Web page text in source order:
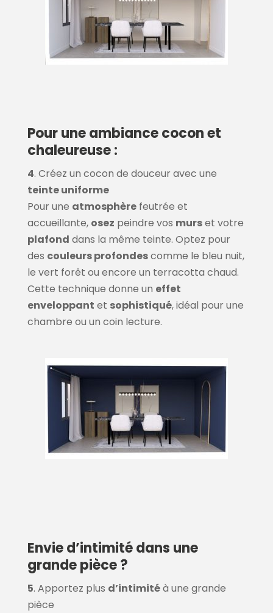
Pour une ambiance cocon et
chaleureuse :
4. Créez un cocon de douceur avec une
teinte uniforme
Pour une atmosphèrefeutrée et
accueillante, osez peindre vos murset votre
plafond dans la même teinte. Optez pour
des couleurs profondescomme le bleu nuit,
le vert forêt ou encore un terracotta chaud.
Cette technique donne un effet
enveloppant et sophistiqué, idéal pour une
chambre ou un coin lecture.
Envie d’intimité dans une
grande pièce ?
5. Apportez plus d’intimitéà une grande
pièce